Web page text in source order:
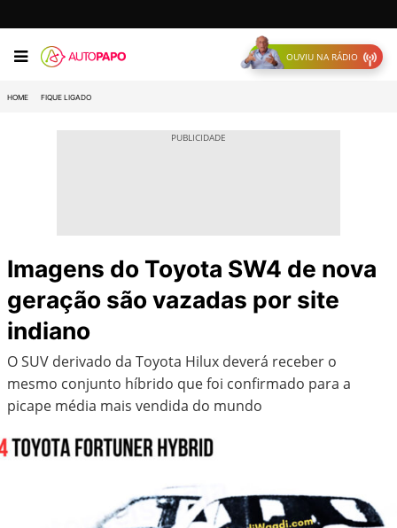
OUVIU NA RÁDIO
HOME FIQUE LIGADO
Imagens do Toyota SW4 de nova
geração são vazadas por site
indiano
O SUV derivado da Toyota Hilux deverá receber o
mesmo conjunto híbrido que foi confirmado para a
picape média mais vendida do mundo